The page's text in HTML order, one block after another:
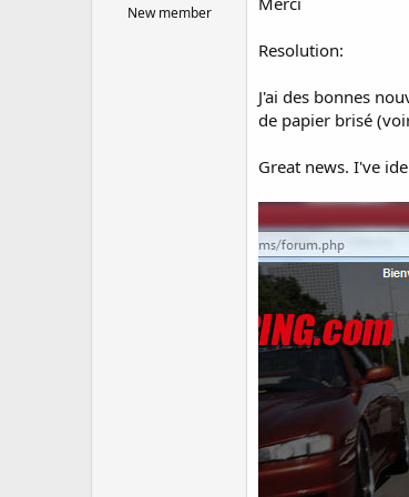
New member
Resolution:
J'ai des bonnes
de papier brisé
Great news. I've